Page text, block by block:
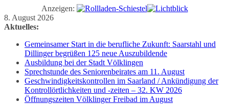
Anzeigen:
Zum
Inhalt
8. August 2026
Aktuelles:
Gemeinsamer Start in die berufliche Zukunft: Saarstahl und
Dillinger begrüßen 125 neue Auszubildende
Ausbildung bei der Stadt Völklingen
Sprechstunde des Seniorenbeirates am 11. August
Geschwindigkeitskontrollen im Saarland / Ankündigung der
Kontrollörtlichkeiten und -zeiten – 32. KW 2026
Öffnungszeiten Völklinger Freibad im August